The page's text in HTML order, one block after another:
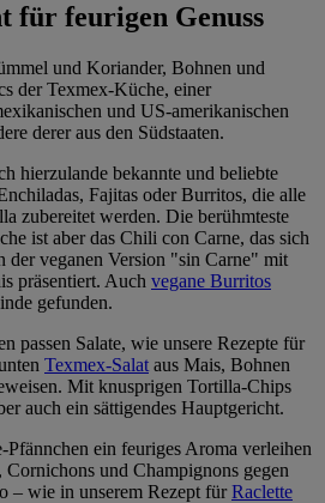
für feurigen Genuss
und Koriander, Bohnen und
der Texmex-Küche, einer
und US-amerikanischen
derer aus den Südstaaten.
hierzulande bekannte und beliebte
Fajitas oder Burritos, die alle
zubereitet werden. Die berühmteste
ist aber das Chili con Carne, das sich
der veganen Version "sin Carne" mit
präsentiert. Auch vegane Burritos
gefunden.
passen Salate, wie unsere Rezepte für
Texmex-Salat aus Mais, Bohnen
Mit knusprigen Tortilla-Chips
auch ein sättigendes Hauptgericht.
Pfännchen ein feuriges Aroma verleihen
und Champignons gegen
– wie in unserem Rezept fürRaclette